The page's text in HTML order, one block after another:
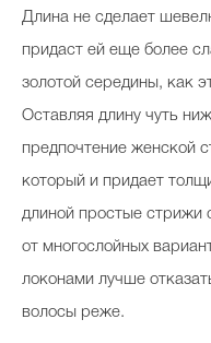
Длина не сделает
придаст ей еще более
золотой середины, как
Оставляя длину чуть
предпочтение женской
который и придает
длиной простые стрижи
от многослойных
локонами лучше
волосы реже.